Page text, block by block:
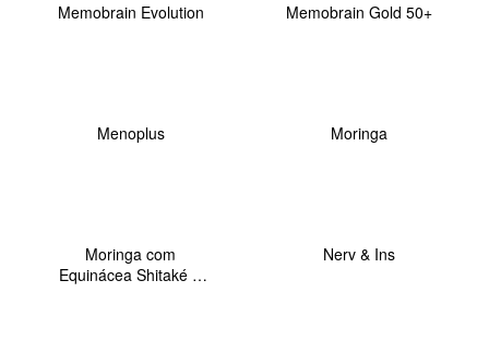
Memobrain Evolution Memobrain Gold 50+
Menoplus Moringa
Moringa com
Equinácea Shitaké &
Nerv & Ins